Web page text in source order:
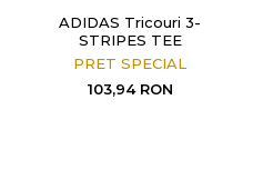
ADIDAS Tricouri 3-
STRIPES TEE
PRET SPECIAL
103,94 RON